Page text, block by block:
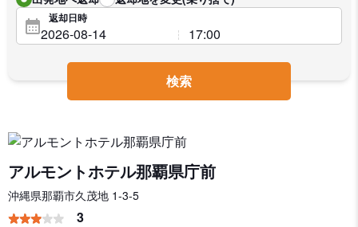
返却日時
検索
アルモントホテル那覇県庁前
沖縄県那覇市久茂地 1-3-5
3